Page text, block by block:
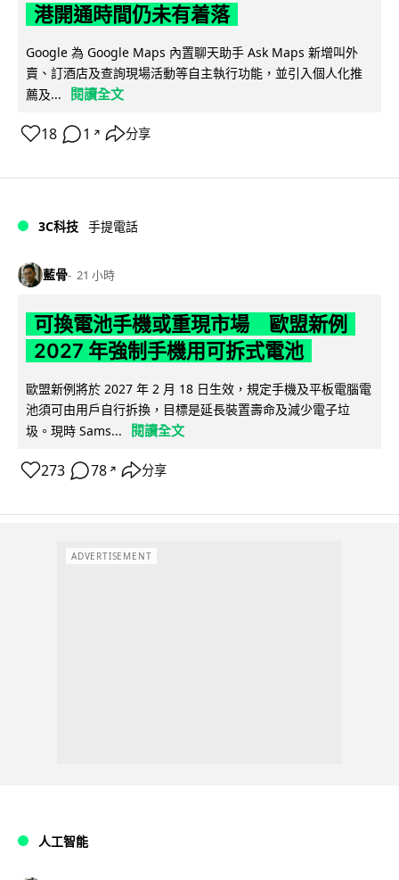
港開通時間仍未有着落
Google 為 Google Maps 內置聊天助手 Ask Maps 新增叫外
賣、訂酒店及查詢現場活動等自主執行功能，並引入個人化推
薦及...
閱讀全文
18 1 ↗ 分享
3C科技 手提電話
藍骨 21 小時
可換電池手機或重現市場 歐盟新例
2027 年強制手機用可拆式電池
歐盟新例將於 2027 年 2 月 18 日生效，規定手機及平板電腦電
池須可由用戶自行拆換，目標是延長裝置壽命及減少電子垃
圾。現時 Sams...
閱讀全文
273 78 ↗ 分享
ADVERTISEMENT
人工智能